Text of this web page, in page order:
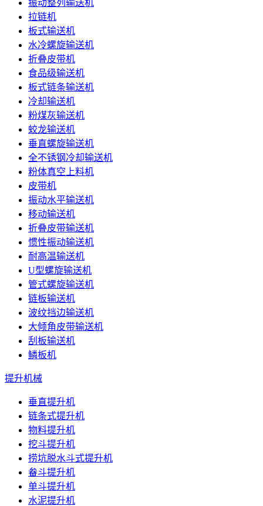
振动整列输送机
拉链机
板式输送机
水冷螺旋输送机
折叠皮带机
食品级输送机
板式链条输送机
冷却输送机
粉煤灰输送机
蛟龙输送机
垂直螺旋输送机
全不锈钢冷却输送机
粉体真空上料机
皮带机
振动水平输送机
移动输送机
折叠皮带输送机
惯性振动输送机
耐高温输送机
U型螺旋输送机
管式螺旋输送机
链板输送机
波纹挡边输送机
大倾角皮带输送机
刮板输送机
鳞板机
提升机械
垂直提升机
链条式提升机
物料提升机
挖斗提升机
捞坑脱水斗式提升机
畚斗提升机
单斗提升机
水泥提升机